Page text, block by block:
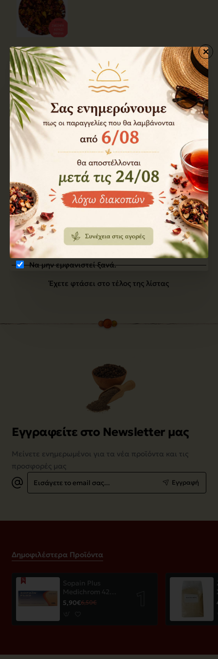
Να μην εμφανιστεί ξανά.
p040162 Διαθέσιμο
Τσάι Φρούτων Κόκκινες Καρδιές 100 γρ
4,50€
Καλάθι
p040159 Διαθέσιμο
Τσάι Φρούτων Αρχοντικό 100 γρ
4,50€
Καλάθι
Έχετε φτάσει στο τέλος της λίστας
Εγγραφείτε στο Newsletter μας
Μείνετε ενημερωμένοι για τα νέα προϊόντα και τις
προσφορές μας
Εισάγετε
το
email
Εγγραφή
Δημοφιλέστερα Προϊόντα
Sopain Plus
Medichrom 42
παστίλιες
5,90€6,50€